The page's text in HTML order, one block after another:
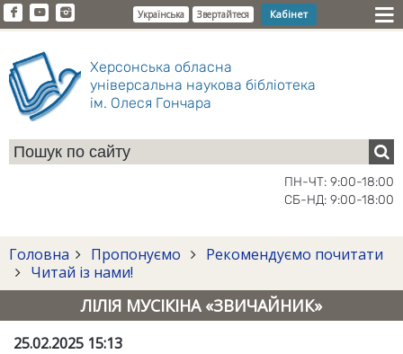
Українська Звертайтеся Кабінет
Херсонська обласна
універсальна наукова бібліотека
ім. Олеся Гончара
ПН-ЧТ: 9:00-18:00
СБ-НД: 9:00-18:00
Головна Пропонуємо
Рекомендуємо почитати
Читай із нами!
ЛІЛІЯ МУСІКІНА «ЗВИЧАЙНИК»
25.02.2025 15:13